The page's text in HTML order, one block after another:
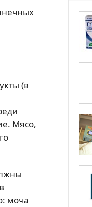
(в
Мясо,
моча